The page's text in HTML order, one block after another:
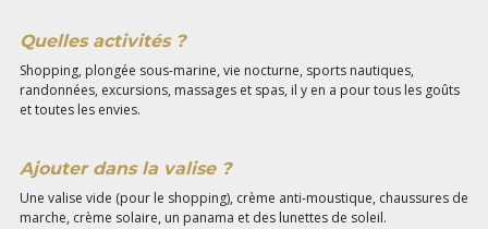
Quelles activités ?
Shopping, plongée sous-marine, vie nocturne, sports nautiques,
randonnées, excursions, massages et spas, il y en a pour tous les goûts
et toutes les envies.
Ajouter dans la valise ?
Une valise vide (pour le shopping), crème anti-moustique, chaussures de
marche, crème solaire, un panama et des lunettes de soleil.